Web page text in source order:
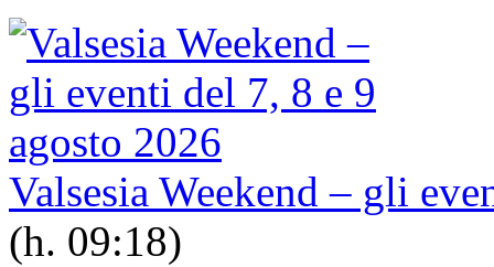
Valsesia Weekend – gli
(h. 09:18)